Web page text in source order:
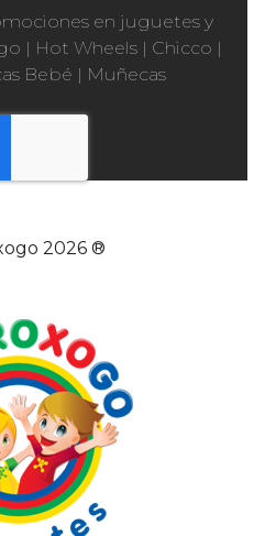
en juguetes y
| Hot Wheels | Chicco |
Bebé | Muñecas
2026 ®